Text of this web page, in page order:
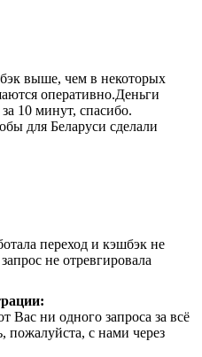
выше, чем в некоторых
оперативно.Деньги
10 минут, спасибо.
для Беларуси сделали
переход и кэшбэк не
не отревгировала
Вас ни одного запроса за всё
пожалуйста, с нами через